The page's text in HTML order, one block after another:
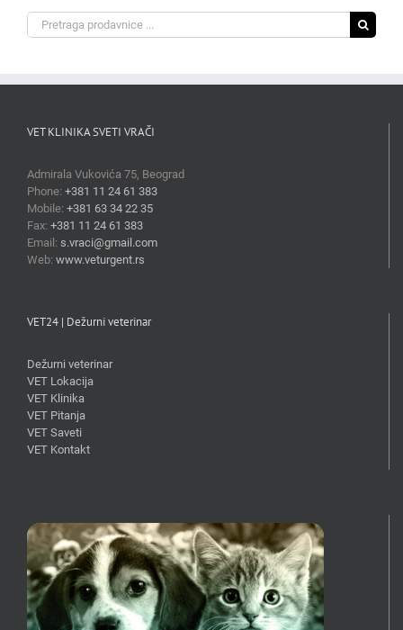
Search
for:
VET KLINIKA SVETI VRAČI
Admirala Vukovića 75, Beograd
Phone: +381 11 24 61 383
Mobile: +381 63 34 22 35
Fax: +381 11 24 61 383
Email: s.vraci@gmail.com
Web: www.veturgent.rs
VET24 | Dežurni veterinar
Dežurni veterinar
VET Lokacija
VET Klinika
VET Pitanja
VET Saveti
VET Kontakt